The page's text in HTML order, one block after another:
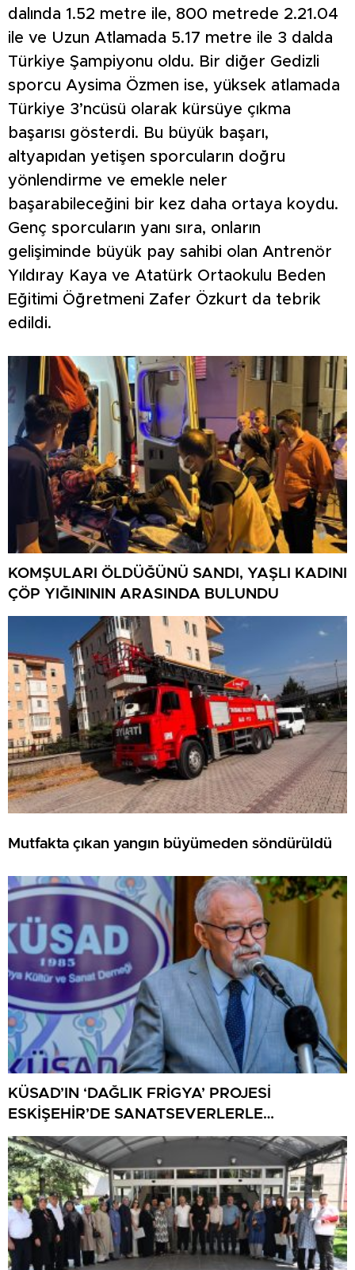
dalında 1.52 metre ile, 800 metrede 2.21.04
ile ve Uzun Atlamada 5.17 metre ile 3 dalda
Türkiye Şampiyonu oldu. Bir diğer Gedizli
sporcu Aysima Özmen ise, yüksek atlamada
Türkiye 3’ncüsü olarak kürsüye çıkma
başarısı gösterdi. Bu büyük başarı,
altyapıdan yetişen sporcuların doğru
yönlendirme ve emekle neler
başarabileceğini bir kez daha ortaya koydu.
Genç sporcuların yanı sıra, onların
gelişiminde büyük pay sahibi olan Antrenör
Yıldıray Kaya ve Atatürk Ortaokulu Beden
Eğitimi Öğretmeni Zafer Özkurt da tebrik
edildi.
KOMŞULARI ÖLDÜĞÜNÜ SANDI, YAŞLI KADINI
ÇÖP YIĞINININ ARASINDA BULUNDU
Mutfakta çıkan yangın büyümeden söndürüldü
KÜSAD’IN ‘DAĞLIK FRİGYA’ PROJESİ
ESKİŞEHİR’DE SANATSEVERLERLE
BULUŞUYOR